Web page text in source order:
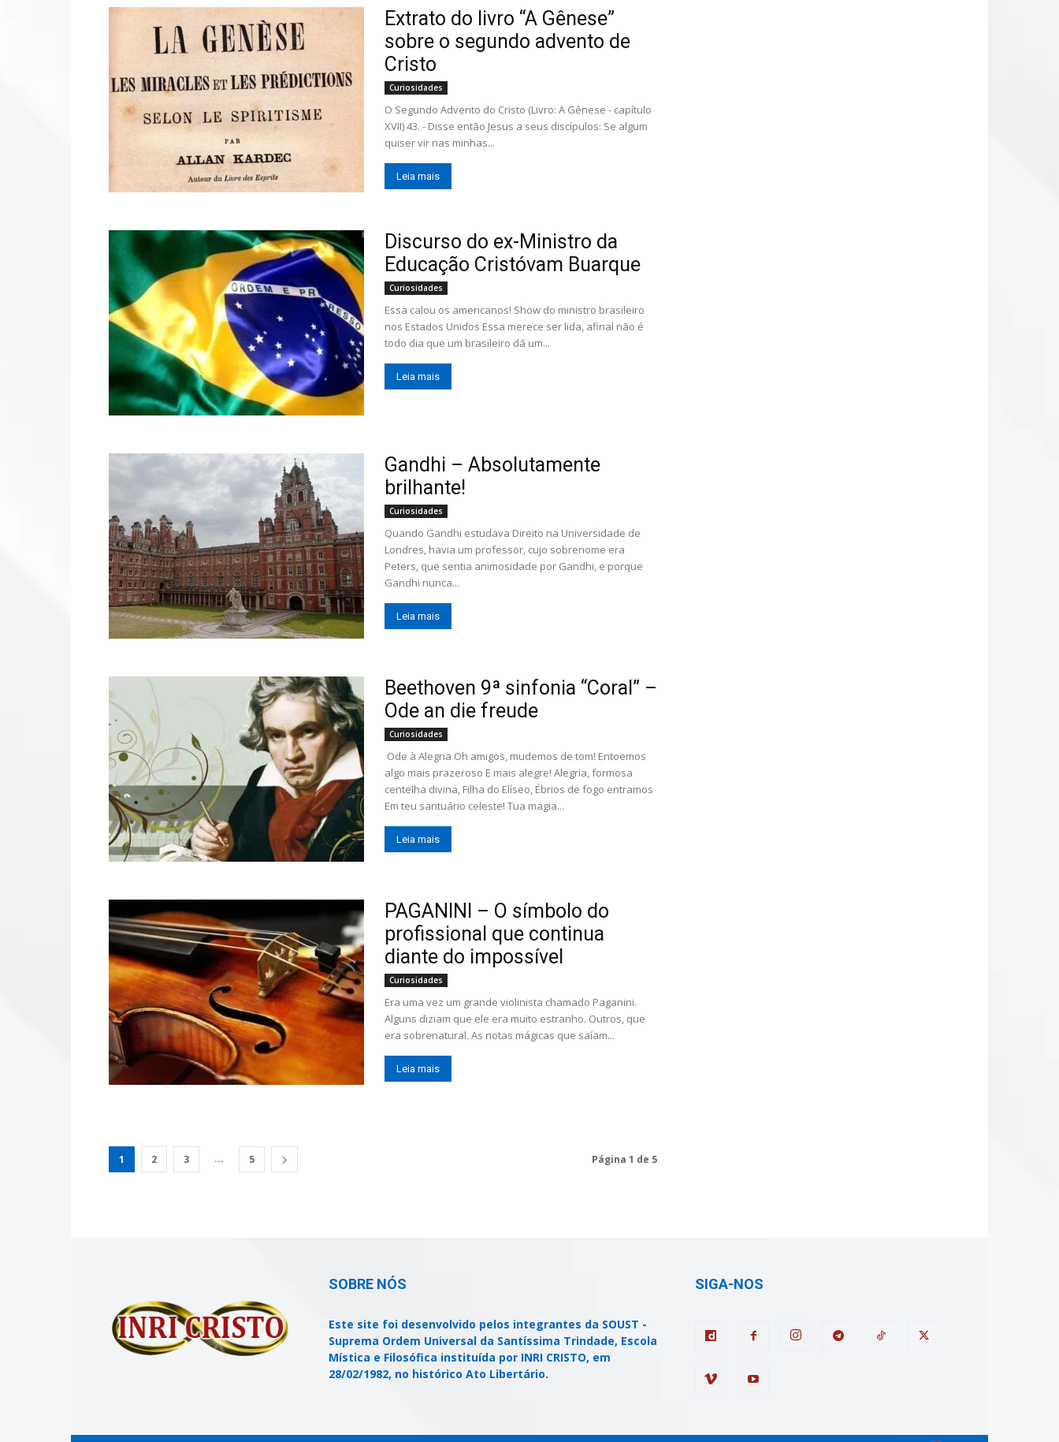
Extrato do livro “A Gênese”
sobre o segundo advento de
Cristo
Curiosidades
O Segundo Advento do Cristo (Livro: A Gênese - capítulo
XVII) 43. - Disse então Jesus a seus discípulos: Se algum
quiser vir nas minhas...
Leia mais
Discurso do ex-Ministro da
Educação Cristóvam Buarque
Curiosidades
Essa calou os americanos! Show do ministro brasileiro
nos Estados Unidos Essa merece ser lida, afinal não é
todo dia que um brasileiro dá um...
Leia mais
Gandhi – Absolutamente
brilhante!
Curiosidades
Quando Gandhi estudava Direito na Universidade de
Londres, havia um professor, cujo sobrenome era
Peters, que sentia animosidade por Gandhi, e porque
Gandhi nunca...
Leia mais
Beethoven 9ª sinfonia “Coral” –
Ode an die freude
Curiosidades
Ode à Alegria Oh amigos, mudemos de tom! Entoemos
algo mais prazeroso E mais alegre! Alegria, formosa
centelha divina, Filha do Elíseo, Ébrios de fogo entramos
Em teu santuário celeste! Tua magia...
Leia mais
PAGANINI – O símbolo do
profissional que continua
diante do impossível
Curiosidades
Era uma vez um grande violinista chamado Paganini.
Alguns diziam que ele era muito estranho. Outros, que
era sobrenatural. As notas mágicas que saíam...
Leia mais
1 2 3 ... 5 Página 1 de 5
SOBRE NÓS
Este site foi desenvolvido pelos integrantes da SOUST -
Suprema Ordem Universal da Santíssima Trindade, Escola
Mística e Filosófica instituída por INRI CRISTO, em
28/02/1982, no histórico Ato Libertário.
SIGA-NOS